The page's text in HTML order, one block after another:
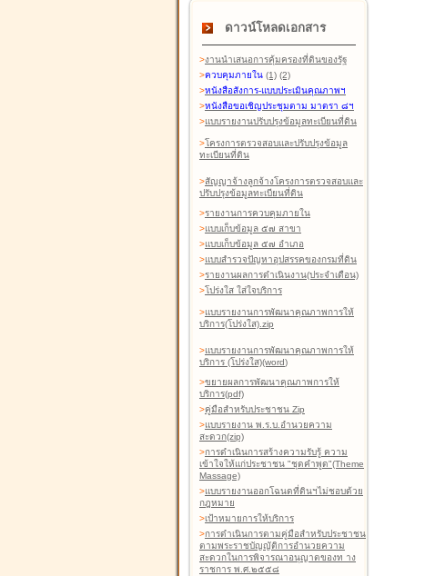
ดาวน์โหลดเอกสาร
>งานนำเสนอการคุ้มครองที่ดินของรัฐ
>ควบคุมภายใน (1) (2)
>หนังสือสังการ-แบบประเมินคุณภาพฯ
>หนังสือขอเชิญประชุมตาม มาตรา ๘ฯ
>แบบรายงานปรับปรุงข้อมูลทะเบียนที่ดิน
>โครงการตรวจสอบและปรับปรุงข้อมูล
ทะเบียนที่ดิน
>สัญญาจ้างลูกจ้างโครงการตรวจสอบและ
ปรับปรุงข้อมูลทะเบียนที่ดิน
>รายงานการควบคุมภายใน
>แบบเก็บข้อมูล ๕๗ สาขา
>แบบเก็บข้อมูล ๕๗ อำเภอ
>แบบสำรวจปัญหาอุปสรรคของกรมที่ดิน
>รายงานผลการดำเนินงาน(ประจำเดือน)
>โปร่งใส ใส่ใจบริการ
>แบบรายงานการพัฒนาคุณภาพการให้
บริการ(โปร่งใส).zip
>แบบรายงานการพัฒนาคุณภาพการให้
บริการ (โปร่งใส)(word)
>ขยายผลการพัฒนาคุณภาพการให้
บริการ(pdf)
>คู่มือสำหรับประชาชน Zip
>แบบรายงาน พ.ร.บ.อำนวยความ
สะดวก(zip)
>การดำเนินการสร้างความรับรู้ ความ
เข้าใจให้แก่ประชาชน "ชุดคำพูด"(Theme
Massage)
>แบบรายงานออกโฉนดที่ดินฯไม่ชอบด้วย
กฎหมาย
>เป้าหมายการให้บริการ
>การดำเนินการตามคู่มือสำหรับประชาชน
ตามพระราชบัญญัติการอำนวยความ
สะดวกในการพิจารณาอนุญาตของท าง
ราชการ พ.ศ.๒๕๕๘